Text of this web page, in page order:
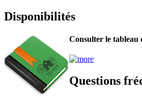
Disponibilités
Consulter le tableau
Questions